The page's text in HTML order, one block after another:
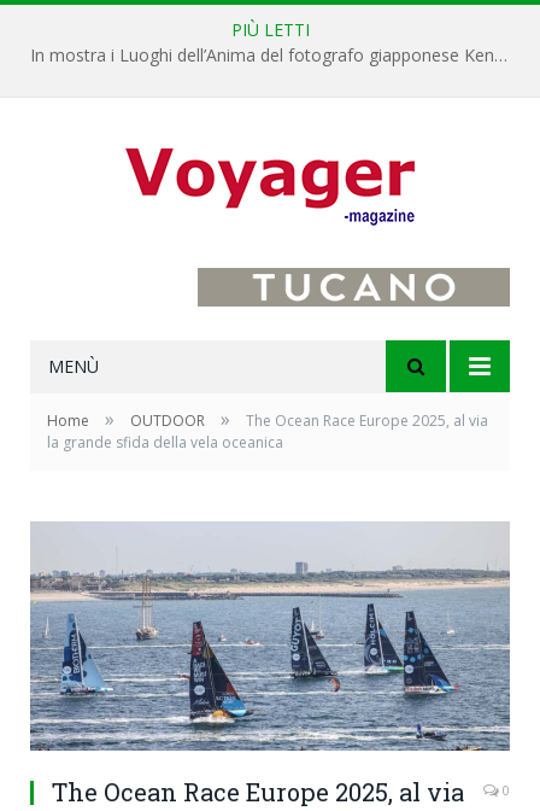
PIÙ LETTI
In mostra i Luoghi dell’Anima del fotografo giapponese Kenro Izu
MENÙ
Home » OUTDOOR »
The Ocean Race Europe 2025, al via
la grande sfida della vela oceanica
The Ocean Race Europe 2025, al via
0